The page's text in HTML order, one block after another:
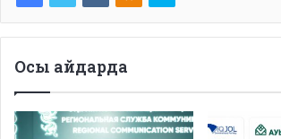
Осы айдарда